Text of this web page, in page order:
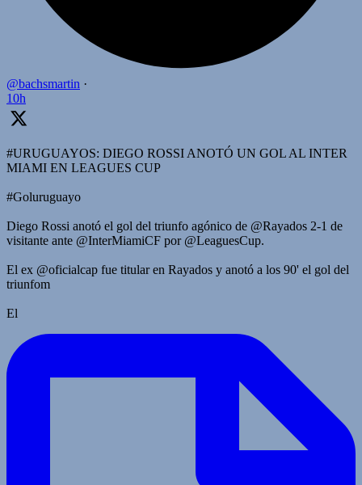
@bachsmartin ·
10h
#URUGUAYOS: DIEGO ROSSI ANOTÓ UN GOL AL INTER
MIAMI EN LEAGUES CUP
#Goluruguayo
Diego Rossi anotó el gol del triunfo agónico de @Rayados 2-1 de
visitante ante @InterMiamiCF por @LeaguesCup.
El ex @oficialcap fue titular en Rayados y anotó a los 90' el gol del
triunfom
El